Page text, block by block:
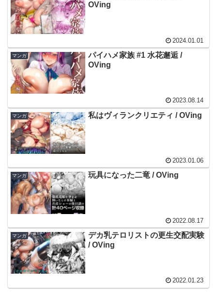
OVing
2024.01.01
マンガ
パイハメ家族 #1 水花邂逅 /
OVing
2023.08.14
マンガ 私はヴィランクリエティ / OVing
2023.01.06
マンガ 玩具になった二竜 / OVing
2022.08.17
マンガ
デカ乳テロリストの更生交配実験
/ OVing
2022.01.23